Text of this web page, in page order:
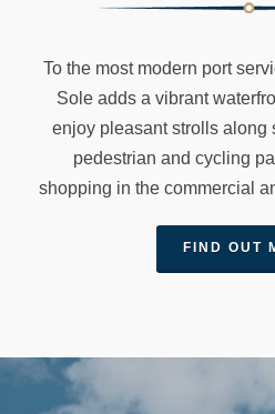
To the most modern port
Sole adds a vibrant
enjoy pleasant strolls along
pedestrian and cycling
shopping in the commercial
FIND OUT